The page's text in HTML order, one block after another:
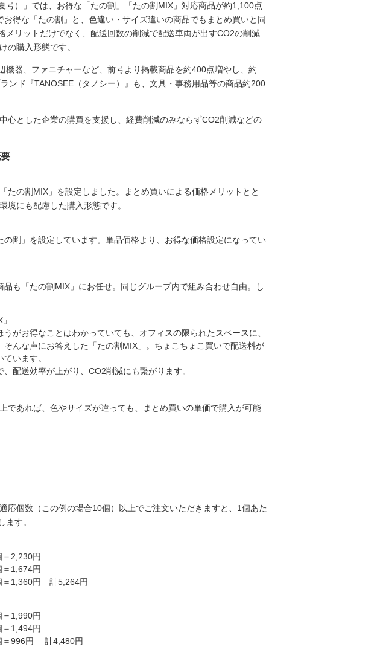
号）」では、お得な「たの割」「たの割MIX」対応商品が約1,100点
得な「たの割」と、色違い・サイズ違いの商品でもまとめ買いと同
メリットだけでなく、配送回数の削減で配送車両が出すCO2の削減
の購入形態です。
機器、ファニチャーなど、前号より掲載商品を約400点増やし、約
ンド『TANOSEE（タノシー）』も、文具・事務用品等の商品約200
心とした企業の購買を支援し、経費削減のみならずCO2削減などの
たの割MIX」を設定しました。まとめ買いによる価格メリットとと
境にも配慮した購入形態です。
割」を設定しています。単品価格より、お得な価格設定になってい
も「たの割MIX」にお任せ。同じグループ内で組み合わせ自由。し
がお得なことはわかっていても、オフィスの限られたスペースに、
んな声にお答えした「たの割MIX」。ちょこちょこ買いで配送料が
います。
配送効率が上がり、CO2削減にも繋がります。
であれば、色やサイズが違っても、まとめ買いの単価で購入が可能
応個数（この例の場合10個）以上でご注文いただきますと、1個あた
ます。
2,230円
1,674円
1,360円 計5,264円
1,990円
1,494円
996円 計4,480円